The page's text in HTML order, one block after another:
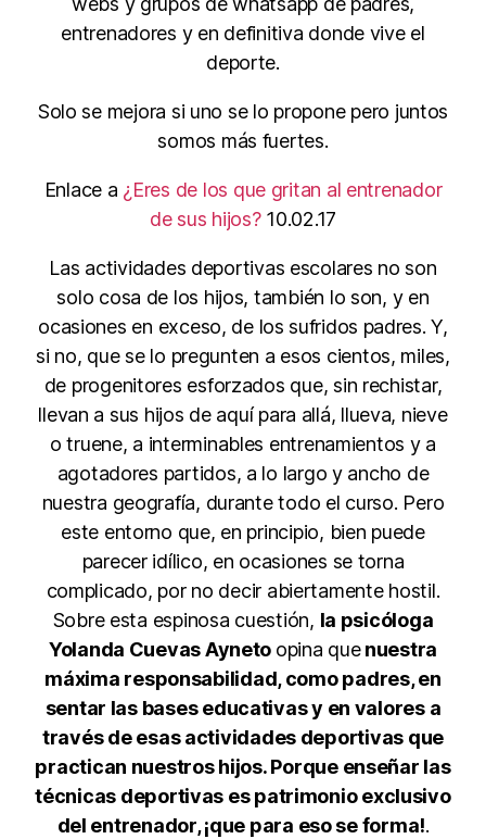
entrenadores y en definitiva donde vive el
deporte.
Solo se mejora si uno se lo propone pero juntos
somos más fuertes.
Enlace a ¿Eres de los que gritan al entrenador
de sus hijos?10.02.17
Las actividades deportivas escolares no son
solo cosa de los hijos, también lo son, y en
ocasiones en exceso, de los sufridos padres. Y,
si no, que se lo pregunten a esos cientos, miles,
de progenitores esforzados que, sin rechistar,
llevan a sus hijos de aquí para allá, llueva, nieve
o truene, a interminables entrenamientos y a
agotadores partidos, a lo largo y ancho de
nuestra geografía, durante todo el curso. Pero
este entorno que, en principio, bien puede
parecer idílico, en ocasiones se torna
complicado, por no decir abiertamente hostil.
Sobre esta espinosa cuestión, la psicóloga
Yolanda Cuevas Ayneto opina quenuestra
máxima responsabilidad, como padres, en
sentar las bases educativas y en valores a
través de esas actividades deportivas que
practican nuestros hijos. Porque enseñar las
técnicas deportivas es patrimonio exclusivo
del entrenador, ¡que para eso se forma!.